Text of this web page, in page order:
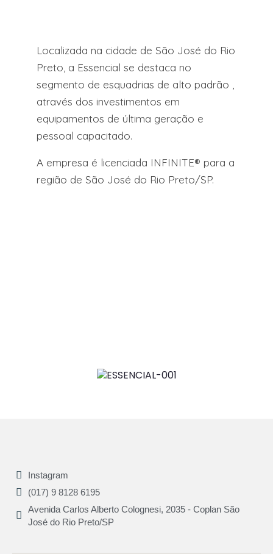
Localizada na cidade de São José do Rio
Preto, a Essencial se destaca no
segmento de esquadrias de alto padrão ,
através dos investimentos em
equipamentos de última geração e
pessoal capacitado.
A empresa é licenciada INFINITE® para a
região de São José do Rio Preto/SP.
Instagram
(017) 9 8128 6195
Avenida Carlos Alberto Colognesi, 2035 - Coplan São
José do Rio Preto/SP